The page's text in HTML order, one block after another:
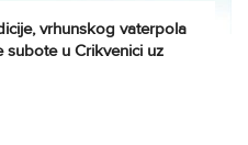
vrhunskog vaterpola
subote u Crikvenici uz